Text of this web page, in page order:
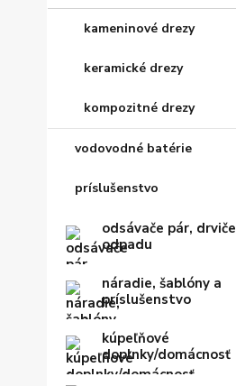
kameninové drezy
keramické drezy
kompozitné drezy
vodovodné batérie
príslušenstvo
odsávače pár, drviče
odpadu
náradie, šablóny a
príslušenstvo
kúpeľňové
doplnky/domácnosť